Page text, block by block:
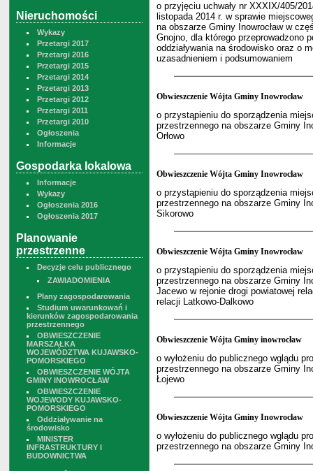
Nieruchomości
Wykazy
Przetargi 2017
Przetargi 2016
Przetargi 2015
Przetargi 2014
Przetargi 2013
Przetargi 2012
Przetargi 2011
Przetargi 2010
Ogłoszenia
Informacje
Gospodarka lokalowa
Informacje
Wykazy
Ogłoszenia 2016
Ogłoszenia 2017
Planowanie
przestrzenne
Decyzje celu publicznego
ZAWIADOMIENIA
Plany zagospodarowania
Studium uwarunkowań i
kierunków zagospodarowania
przestrzennego
OBWIESZCZENIE
MARSZAŁKA
WOJEWÓDZTWA KUJAWSKO-
POMORSKIEGO
OBWIESZCZENIE WÓJTA
GMINY INOWROCŁAW
OBWIESZCZENIE
WOJEWODY KUJAWSKO-
POMORSKIEGO
Oddziaływanie na
środowisko
MINISTER
INFRASTRUKTURY I
BUDOWNICTWA
o przyjęciu uchwały nr XXXIX/405/
listopada 2014 r. w sprawie
na obszarze Gminy Inowrocław w
Gnojno, dla którego przeprowadzono
oddziaływania na środowisko oraz o
uzasadnieniem i podsumowaniem
Obwieszczenie Wójta Gminy Inowrocław
o przystąpieniu do sporządzenia
przestrzennego na obszarze Gminy
Orłowo
Obwieszczenie Wójta Gminy Inowrocław
o przystąpieniu do sporządzenia
przestrzennego na obszarze Gminy
Sikorowo
Obwieszczenie Wójta Gminy Inowrocław
o przystąpieniu do sporządzenia
przestrzennego na obszarze Gminy
Jacewo w rejonie drogi powiatowej
relacji Latkowo-Dalkowo
Obwieszczenie Wójta Gminy inowrocław
o wyłożeniu do publicznego wglądu
przestrzennego na obszarze Gminy
Łojewo
Obwieszczenie Wójta Gminy Inowrocław
o wyłożeniu do publicznego wglądu
przestrzennego na obszarze Gminy